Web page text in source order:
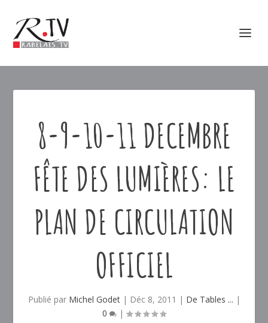
8-9-10-11 DECEMBRE
FÊTE DES LUMIÈRES: LE
PLAN DE CIRCULATION
OFFICIEL
Publié par Michel Godet| Déc 8, 2011 | De Tables ... |
0
|